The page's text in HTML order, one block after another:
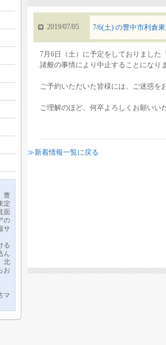
豊
淀
面
の
サ
る
ん
北
お
マ
2019/07/05 7/6(土) の豊中市利倉
7月6日（土）に予定をしておりました
諸般の事情により中止することになり
ご予約いただいた皆様には、ご迷惑を
ご理解のほど、何卒よろしくお願いい
≫新着情報一覧に戻る